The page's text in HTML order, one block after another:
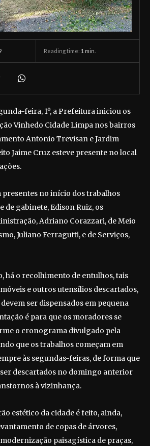
Reading time: 1 min.
feira, 1º, a Prefeitura iniciou os
Vinhedo Cidade Limpa nos bairros
Antonio Trevisan e Jardim
Jaime Cruz esteve presente no local
no início dos trabalhos
de gabinete, Edison Ruiz, os
Adriano Corazzari, de Meio
Juliano Ferragutti, e de Serviços,
há o recolhimento de entulhos, tais
e outros utensílios descartados,
ser dispensados em pequena
é para que os moradores se
o cronograma divulgado pela
que os trabalhos começam em
às segundas-feiras, de forma que
descartados no domingo anterior
à vizinhança.
estético da cidade é feito, ainda,
de copas de árvores,
paisagística de praças,